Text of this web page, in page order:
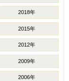
2018年
2015年
2012年
2009年
2006年